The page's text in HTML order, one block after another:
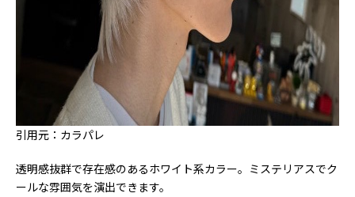
引用元：カラパレ
透明感抜群で存在感のあるホワイト系カラー。ミステリアスでク
ールな雰囲気を演出できます。